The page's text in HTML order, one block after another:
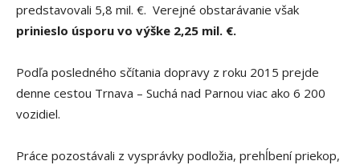
predstavovali 5,8 mil. €. Verejné obstarávanie však
prinieslo úsporu vo výške 2,25 mil. €.
Podľa posledného sčítania dopravy z roku 2015 prejde
denne cestou Trnava – Suchá nad Parnou viac ako 6 200
vozidiel.
Práce pozostávali z vysprávky podložia, prehĺbení priekop,